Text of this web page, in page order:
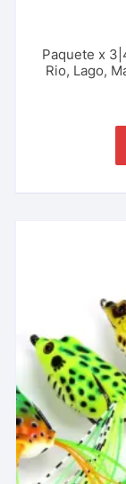
Paquete x
Rio, Lago,